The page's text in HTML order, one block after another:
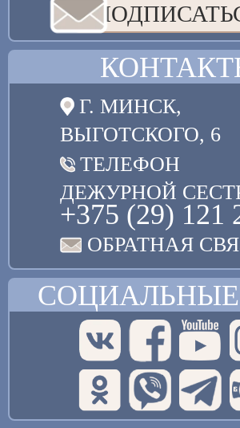
Г. МИНСК,
ВЫГОТСКОГО, 6
ТЕЛЕФОН
ДЕЖУРНОЙ
+375 (29) 121
ОБРАТНАЯ